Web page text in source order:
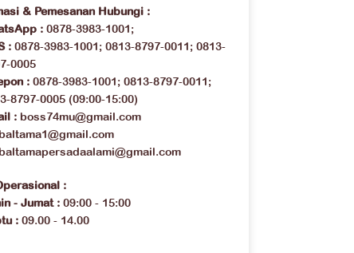
& Pemesanan Hubungi :
: 0878-3983-1001;
: 0878-3983-1001; 0813-8797-0011; 0813-
0005
: 0878-3983-1001; 0813-8797-0011;
8797-0005 (09:00-15:00)
:boss74mu@gmail.com
:
- Jumat :09:00 - 15:00
:09.00 - 14.00